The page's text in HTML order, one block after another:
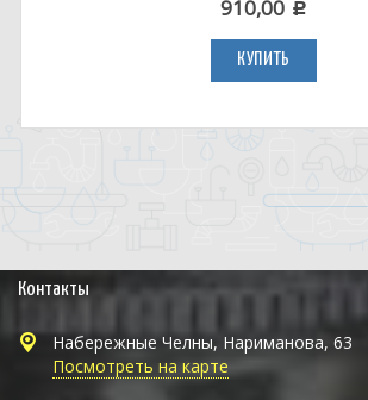
910,00 c
КУПИТЬ
Контакты
Набережные Челны, Нариманова, 63
Посмотреть на карте